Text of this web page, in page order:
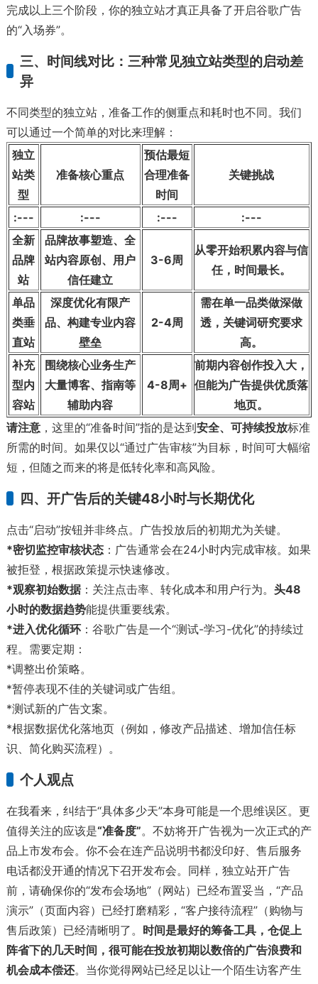
完成以上三个阶段，你的独立站才真正具备了开启谷歌广告
的“入场券”。
三、时间线对比：三种常见独立站类型的启动差
异
不同类型的独立站，准备工作的侧重点和耗时也不同。我们
可以通过一个简单的对比来理解：
独立
站类
型
准备核心重点
预估最短
合理准备
时间
关键挑战
:--- :--- :---
:---
全新
品牌
站
品牌故事塑造、全
站内容原创、用户
信任建立
3-6周
从零开始积累内容与信
任，时间最长。
单品
类垂
直站
深度优化有限产
品、构建专业内容
壁垒
2-4周
需在单一品类做深做
透，关键词研究要求
高。
补充
型内
容站
围绕核心业务生产
大量博客、指南等
辅助内容
4-8周+
前期内容创作投入大，
但能为广告提供优质落
地页。
请注意，这里的“准备时间”指的是达到安全、可持续投放标准
所需的时间。如果仅以“通过广告审核”为目标，时间可大幅缩
短，但随之而来的将是低转化率和高风险。
四、开广告后的关键48小时与长期优化
点击“启动”按钮并非终点。广告投放后的初期尤为关键。
*密切监控审核状态：广告通常会在24小时内完成审核。如果
被拒登，根据政策提示快速修改。
*观察初始数据：关注点击率、转化成本和用户行为。 头48
小时的数据趋势能提供重要线索。
*进入优化循环：谷歌广告是一个“测试-学习-优化”的持续过
程。需要定期：
*调整出价策略。
*暂停表现不佳的关键词或广告组。
*测试新的广告文案。
*根据数据优化落地页（例如，修改产品描述、增加信任标
识、简化购买流程）。
个人观点
在我看来，纠结于“具体多少天”本身可能是一个思维误区。更
值得关注的应该是“准备度”。不妨将开广告视为一次正式的产
品上市发布会。你不会在连产品说明书都没印好、售后服务
电话都没开通的情况下召开发布会。同样，独立站开广告
前，请确保你的“发布会场地”（网站）已经布置妥当，“产品
演示”（页面内容）已经打磨精彩，“客户接待流程”（购物与
售后政策）已经清晰明了。 时间是最好的筹备工具，仓促上
阵省下的几天时间，很可能在投放初期以数倍的广告浪费和
机会成本偿还。当你觉得网站已经足以让一个陌生访客产生